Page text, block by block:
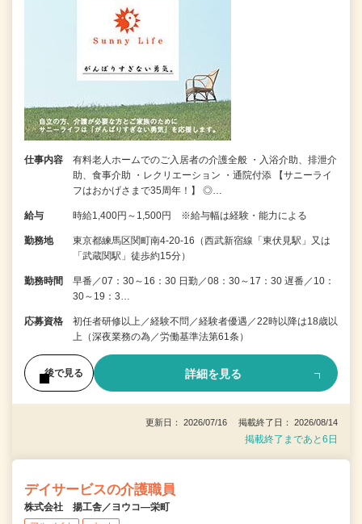
仕事内容
有料老人ホームでのご入居者の介護全般 ・入浴介助、排泄介
助、食事介助 ・レクリエーション ・通院付添 【サニーライ
フはおかげさまで35周年！】 ◎…
給与 時給1,400円～1,500円 ※給与幅は経験・能力による
勤務地
東京都練馬区関町南4-20-16（西武新宿線「東伏見駅」又は
「武蔵関駅」徒歩約15分）
勤務時間
早番／07：30～16：30 日勤／08：30～17：30 遅番／10：
30～19：3…
応募資格
初任者研修以上／経験不問／経験者優遇／22時以降は18歳以
上（深夜業務の為／労働基準法第61条）
後で見る 詳細を見る
更新日： 2026/07/16 掲載終了日： 2026/08/14
掲載終了まであと6日
デイサービスの介護職員
株式会社 揚工舎／ヨウコ―栄町